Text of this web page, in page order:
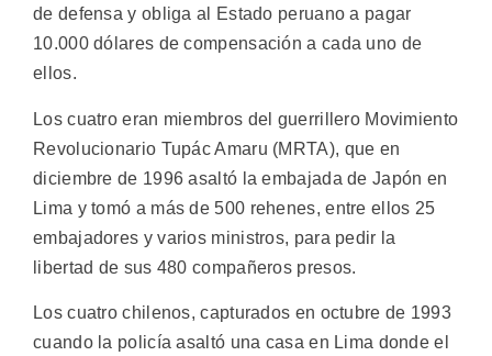
de defensa y obliga al Estado peruano a pagar
10.000 dólares de compensación a cada uno de
ellos.
Los cuatro eran miembros del guerrillero Movimiento
Revolucionario Tupác Amaru (MRTA), que en
diciembre de 1996 asaltó la embajada de Japón en
Lima y tomó a más de 500 rehenes, entre ellos 25
embajadores y varios ministros, para pedir la
libertad de sus 480 compañeros presos.
Los cuatro chilenos, capturados en octubre de 1993
cuando la policía asaltó una casa en Lima donde el